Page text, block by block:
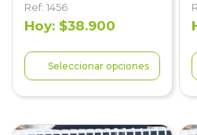
Ref: 1456
Hoy: $38.900
Seleccionar opciones